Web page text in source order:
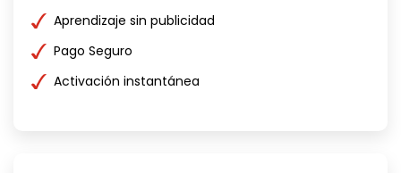
Aprendizaje sin publicidad
Pago Seguro
Activación instantánea